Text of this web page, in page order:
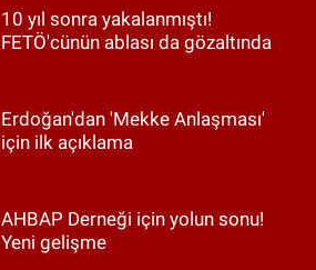
10 yıl sonra yakalanmıştı!
FETÖ'cünün ablası da gözaltında
Erdoğan'dan 'Mekke Anlaşması'
için ilk açıklama
AHBAP Derneği için yolun sonu!
Yeni gelişme